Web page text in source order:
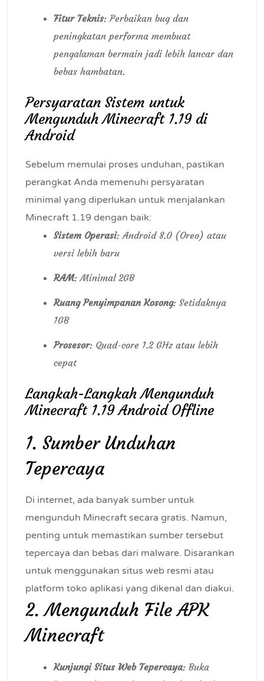
Fitur Teknis: Perbaikan bug dan
peningkatan performa membuat
pengalaman bermain jadi lebih lancar dan
bebas hambatan.
Persyaratan Sistem untuk
Mengunduh Minecraft 1.19 di
Android
Sebelum memulai proses unduhan, pastikan
perangkat Anda memenuhi persyaratan
minimal yang diperlukan untuk menjalankan
Minecraft 1.19 dengan baik:
Sistem Operasi: Android 8.0 (Oreo) atau
versi lebih baru
RAM: Minimal 2GB
Ruang Penyimpanan Kosong: Setidaknya
1GB
Prosesor: Quad-core 1.2 GHz atau lebih
cepat
Langkah-Langkah Mengunduh
Minecraft 1.19 Android Offline
1. Sumber Unduhan
Tepercaya
Di internet, ada banyak sumber untuk
mengunduh Minecraft secara gratis. Namun,
penting untuk memastikan sumber tersebut
tepercaya dan bebas dari malware. Disarankan
untuk menggunakan situs web resmi atau
platform toko aplikasi yang dikenal dan diakui.
2. Mengunduh File APK
Minecraft
Kunjungi Situs Web Tepercaya: Buka